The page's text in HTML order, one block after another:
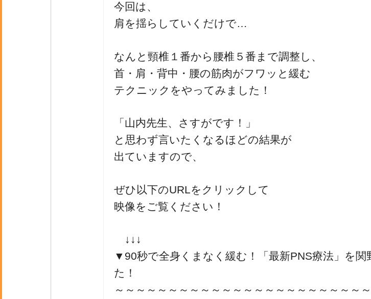
今回は、
肩を揺らしていくだけで…
なんと頸椎１番から腰椎５番まで調整し、
首・肩・背中・腰の筋肉がフワッと緩む
テクニックをやってみました！
「山内先生、さすがです！」
と思わず言いたくなるほどの結果が
出ていますので、
ぜひ以下のURLをクリックして
映像をご覧ください！
↓↓↓
▼90秒で全身くまなく緩む！「最新PNS療法」を関
た！
～～～～～～～～～～～～～～～～～～～～～～～